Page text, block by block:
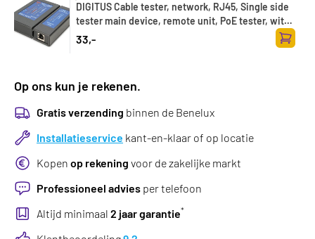
DIGITUS Cable tester, network, RJ45, Single side
tester main device, remote unit, PoE tester, with
case
33,-
Op ons kun je rekenen.
Gratis verzending binnen de Benelux
Installatieservice kant-en-klaar of op locatie
Kopen op rekening voor de zakelijke markt
Professioneel advies per telefoon
Altijd minimaal 2 jaar garantie*